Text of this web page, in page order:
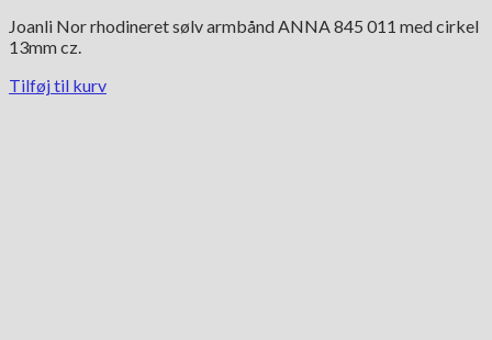
Joanli Nor rhodineret sølv armbånd ANNA 845 011 med cirkel
13mm cz.
Tilføj til kurv